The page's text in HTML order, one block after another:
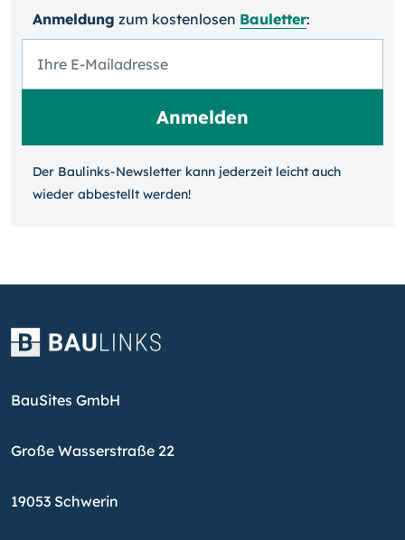
Anmeldung zum kosten­losen Bauletter:
Der Baulinks-Newsletter kann jeder­zeit leicht auch
wieder ab­bestellt werden!
BauSites GmbH
Große Wasserstraße 22
19053 Schwerin